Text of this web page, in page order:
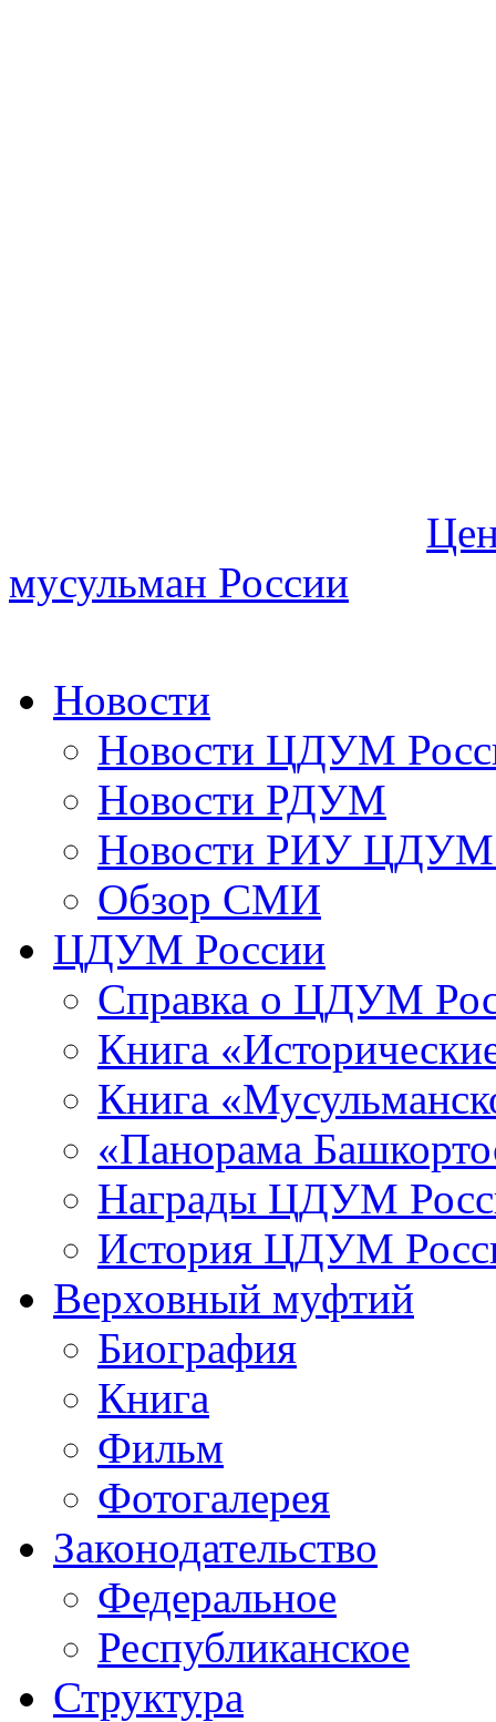
мусульман России
Новости
Новости ЦДУМ
Новости РДУМ
Новости РИУ ЦДУМ
Обзор СМИ
ЦДУМ России
Справка о ЦДУМ
Книга
Книга
«Панорама
Награды ЦДУМ
История ЦДУМ
Верховный муфтий
Биография
Книга
Фильм
Фотогалерея
Законодательство
Федеральное
Республиканское
Структура